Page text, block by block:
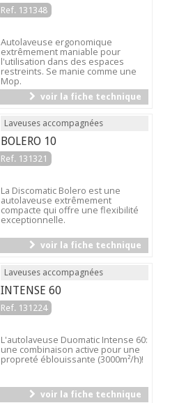
Ref. 131348
Autolaveuse ergonomique
extrêmement maniable pour
l'utilisation dans des espaces
restreints. Se manie comme une
Mop.
voir la fiche technique
Laveuses accompagnées
BOLERO 10
Ref. 131321
La Discomatic Bolero est une
autolaveuse extrêmement
compacte qui offre une flexibilité
exceptionnelle.
voir la fiche technique
Laveuses accompagnées
INTENSE 60
Ref. 131224
L'autolaveuse Duomatic Intense 60:
une combinaison active pour une
propreté éblouissante (3000m²/h)!
voir la fiche technique